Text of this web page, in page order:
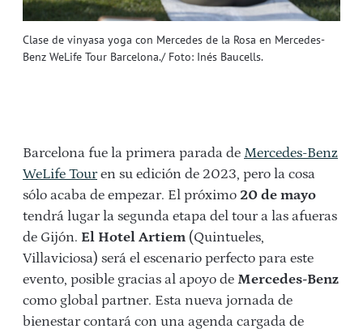
Clase de vinyasa yoga con Mercedes de la Rosa en Mercedes-
Benz WeLife Tour Barcelona./ Foto: Inés Baucells.
Barcelona fue la primera parada de Mercedes-Benz
WeLife Touren su edición de 2023, pero la cosa
sólo acaba de empezar. El próximo 20 de mayo
tendrá lugar la segunda etapa del tour a las afueras
de Gijón. El Hotel Artiem (Quintueles,
Villaviciosa) será el escenario perfecto para este
evento, posible gracias al apoyo de Mercedes-Benz
como global partner. Esta nueva jornada de
bienestar contará con una agenda cargada de